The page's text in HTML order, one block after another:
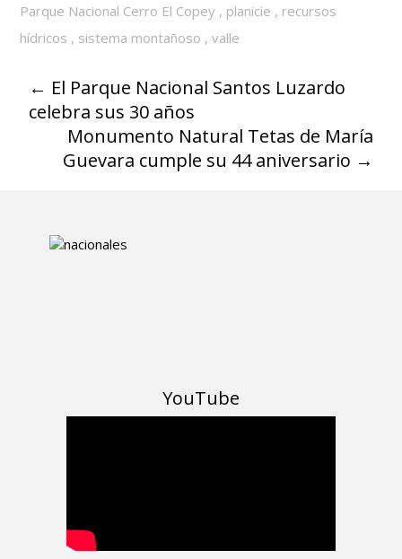
Parque Nacional Cerro El Copey , planicie , recursos
hídricos , sistema montañoso ,valle
← El Parque Nacional Santos Luzardo
celebra sus 30 años
Monumento Natural Tetas de María
Guevara cumple su 44 aniversario →
YouTube